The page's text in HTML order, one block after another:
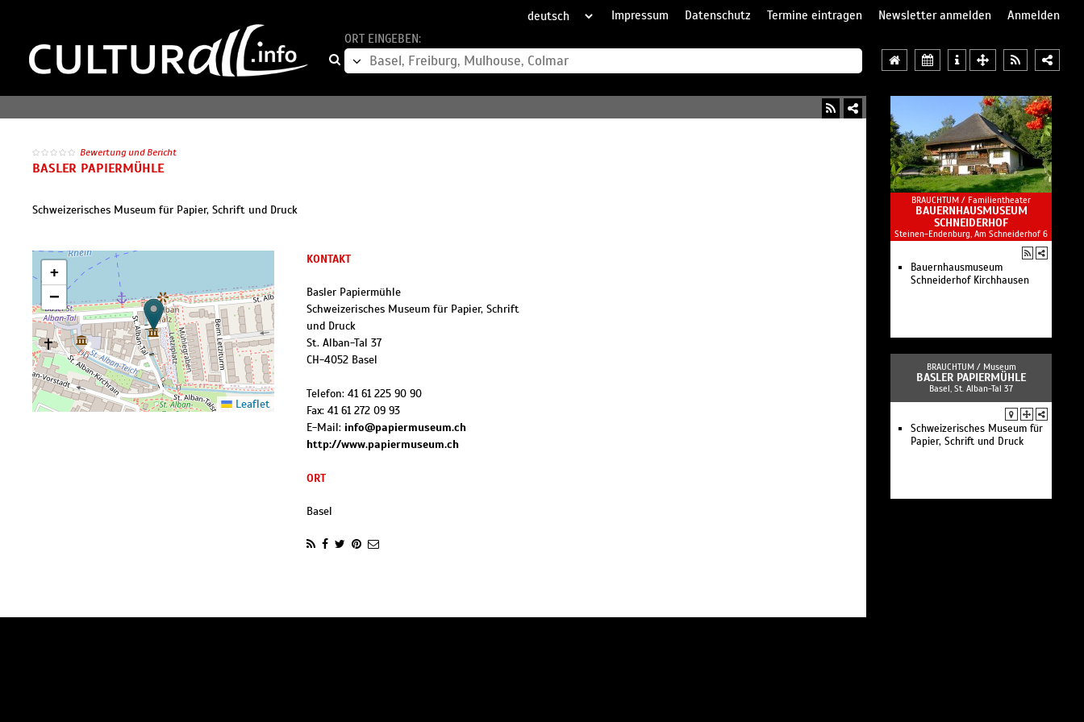
Impressum Datenschutz Termine eintragen Newsletter anmelden
Anmelden
ORT EINGEBEN:
Bewertung und Bericht
BASLER PAPIERMÜHLE
Schweizerisches Museum für Papier, Schrift und Druck
+
−
Leaflet
KONTAKT
Basler Papiermühle
Schweizerisches Museum für Papier, Schrift
und Druck
St. Alban-Tal 37
CH-4052 Basel
Telefon: 41 61 225 90 90
Fax: 41 61 272 09 93
E-Mail: info@papiermuseum.ch
http://www.papiermuseum.ch
ORT
Basel
BRAUCHTUM / Familientheater
BAUERNHAUSMUSEUM
SCHNEIDERHOF
Steinen-Endenburg, Am Schneiderhof 6
Bauernhausmuseum
Schneiderhof Kirchhausen
BRAUCHTUM / Museum
BASLER PAPIERMÜHLE
Basel, St. Alban-Tal 37
Schweizerisches Museum für
Papier, Schrift und Druck